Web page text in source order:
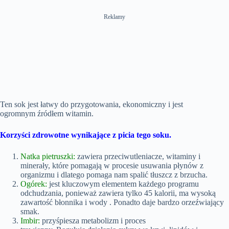
Reklamy
Ten sok jest łatwy do przygotowania, ekonomiczny i jest
ogromnym źródłem witamin.
Korzyści zdrowotne wynikające z picia tego soku.
Natka pietruszki: zawiera przeciwutleniacze, witaminy i
minerały, które pomagają w procesie usuwania płynów z
organizmu i dlatego pomaga nam spalić tłuszcz z brzucha.
Ogórek: jest kluczowym elementem każdego programu
odchudzania, ponieważ zawiera tylko 45 kalorii, ma wysoką
zawartość błonnika i wody . Ponadto daje bardzo orzeźwiający
smak.
Imbir: przyśpiesza metabolizm i proces